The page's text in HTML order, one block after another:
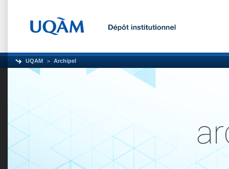
UQAM Archipel